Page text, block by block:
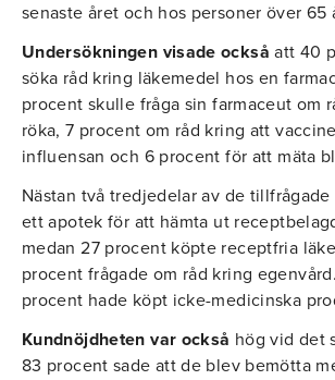
senaste året och hos personer över 65
Undersökningen visade också att 40
söka råd kring läkemedel hos en
procent skulle fråga sin farmaceut om
röka, 7 procent om råd kring att
influensan och 6 procent för att mäta
Nästan två tredjedelar av de
ett apotek för att hämta ut
medan 27 procent köpte receptfria
procent frågade om råd kring
procent hade köpt icke-medicinska
Kundnöjdheten var också hög vid det
83 procent sade att de blev bemötta